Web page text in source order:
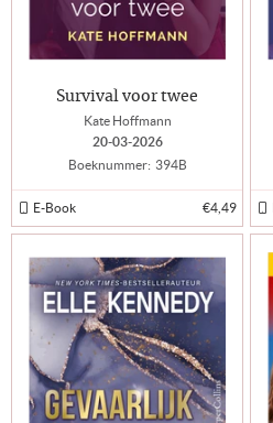
Survival voor twee
Kate Hoffmann
20-03-2026
Boeknummer: 394B
E-Book €4,49